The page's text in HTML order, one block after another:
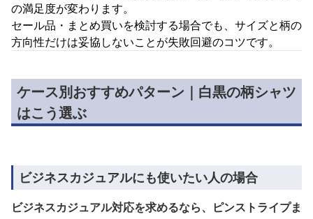
の満足度が変わります。
セール品・まとめ買いを検討する場合でも、サイズと柄の
方向性だけは妥協しないことが失敗回避のコツです。
ケース別おすすめパターン｜白黒の柄シャツ
はこう選ぶ
ビジネスカジュアルにも使いたい人の場合
ビジネスカジュアル対応を求めるなら、ピンストライプま